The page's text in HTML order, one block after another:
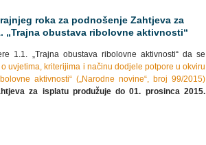
roka za podnošenje Zahtjeva za
„Trajna obustava ribolovne aktivnosti“
1.1. „Trajna obustava ribolovne aktivnosti“ da se
uvjetima, kriterijima i načinu dodjele potpore u okviru
aktivnosti“ („Narodne novine“, broj 99/2015)
za isplatu produžuje do 01. prosinca 2015.